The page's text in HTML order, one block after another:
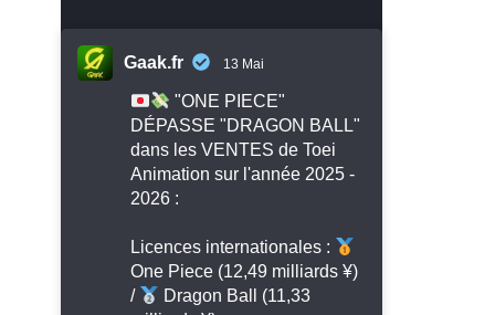
Gaak.fr 13 Mai
"ONE PIECE"
DÉPASSE "DRAGON BALL"
dans les VENTES de Toei
Animation sur l'année 2025 -
2026 :
Licences internationales :
One Piece (12,49 milliards ¥)
/
Dragon Ball (11,33